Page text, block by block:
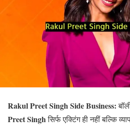
Rakul Preet Singh Side Business:
Preet Singhसिर्फ एक्टिंग ही नहीं बल्कि